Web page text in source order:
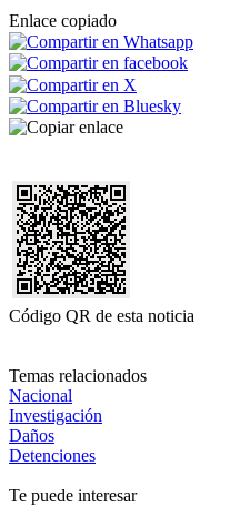
Enlace copiado
Código QR de esta noticia
Temas relacionados
Nacional
Investigación
Daños
Detenciones
Te puede interesar